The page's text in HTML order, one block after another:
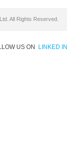
All Rights Reserved.
US ON LINKED IN